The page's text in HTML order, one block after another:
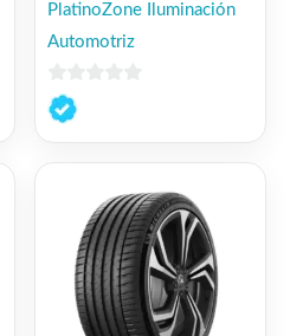
PlatinoZone Iluminación
Automotriz
0
de